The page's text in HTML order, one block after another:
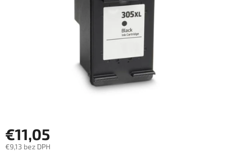
€11,05
€9,13 bez DPH